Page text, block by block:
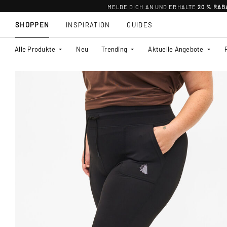
MELDE DICH AN UND ERHALTE20 %
SHOPPEN
Alle Produkte Neu Trending Aktuelle Angebote
INSPIRATION GUIDES